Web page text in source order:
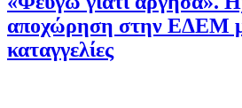
αποχώρηση στην ΕΔΕΜ
καταγγελίες